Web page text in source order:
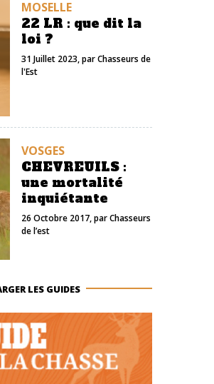
MOSELLE
22 LR : que dit la
loi ?
31 Juillet 2023, parChasseurs de
l'Est
VOSGES
CHEVREUILS :
une mortalité
inquiétante
26 Octobre 2017, parChasseurs
de l’est
LES GUIDES